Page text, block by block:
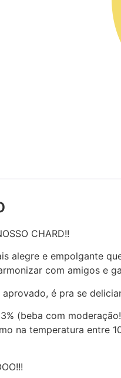
CHARD!!
alegre e empolgante
com amigos e
é pra se
(beba com
na temperatura entre